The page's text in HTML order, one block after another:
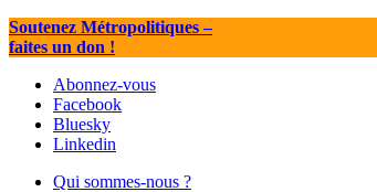
Soutenez Métropolitiques–
faites un don !
Abonnez-vous
Facebook
Bluesky
Linkedin
Qui sommes-nous ?